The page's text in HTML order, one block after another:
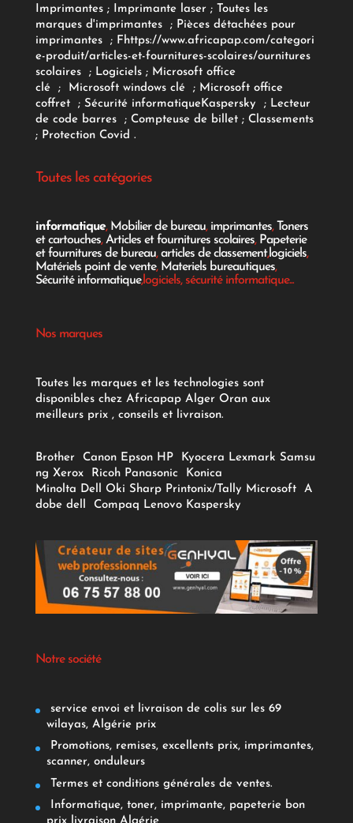
Imprimantes;Imprimante laser; Toutes les
marques d'imprimantes
; Pièces détachées pour
imprimantes
; F https://www.africapap.com/categori
e-produit/articles-et-fournitures-scolaires/ournitures
scolaires; Logiciels ; Microsoft office
clé
; Microsoft windows clé; Microsoft office
coffret ; Sécurité informatiqueKaspersky ; Lecteur
de code barres
; Compteuse de billet; Classements
; Protection Covid .
Toutes les catégories
informatique, Mobilier de bureau, imprimantes, Toners
et cartouches,Articles et fournitures scolaires, Papeterie
et fournitures de bureau,articles de classement,logiciels,
Matériels point de vente, Materiels bureautiques,
Sécurité informatique,logiciels, sécurité informatique...
Nos marques
Toutes les marques et les technologies sont
disponibles chez Africapap Alger Oran aux
meilleurs prix , conseils et livraison.
Brother Canon Epson HP Kyocera Lexmark Samsu
ng Xerox Ricoh Panasonic
Konica
Minolta Dell Oki Sharp Printonix/Tally Microsoft
A
dobe dell Compaq Lenovo Kaspersky
Notre société
service envoi et livraison de colis sur les 69
wilayas, Algérie prix
Promotions, remises, excellents prix, imprimantes,
scanner, onduleurs
Termes et conditions générales de ventes.
Informatique, toner, imprimante, papeterie bon